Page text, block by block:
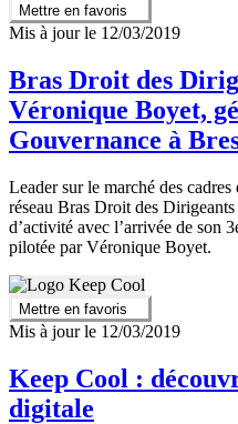
Mettre en favoris
Mis à jour le 12/03/2019
Bras Droit des
Véronique Boyet,
Gouvernance à
Leader sur le marché des
réseau Bras Droit des
d’activité avec l’arrivée de son
pilotée par Véronique Boyet.
Mettre en favoris
Mis à jour le 12/03/2019
Keep Cool :
digitale